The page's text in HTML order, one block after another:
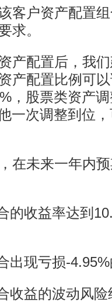
户资产配置组
求。
配置后，我们
产配置比例可
，股票类资产
一次调整到位
未来一年内预
收益率达到
现亏损-4.95%
益的波动风险